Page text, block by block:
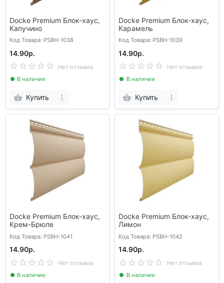
Docke Premium Блок-хаус,
Капучино
Код Товара: PSBH-1038
14.90р.
Нет отзывов
В наличии
Купить
Docke Premium Блок-хаус,
Карамель
Код Товара: PSBH-1039
14.90р.
Нет отзывов
В наличии
Купить
Docke Premium Блок-хаус,
Крем-Брюле
Код Товара: PSBH-1041
14.90р.
Нет отзывов
В наличии
Docke Premium Блок-хаус,
Лимон
Код Товара: PSBH-1042
14.90р.
Нет отзывов
В наличии